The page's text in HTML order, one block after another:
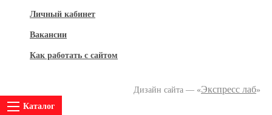
Личный кабинет
Вакансии
Как работать с сайтом
Дизайн сайта — «Экспресс лаб»
Каталог